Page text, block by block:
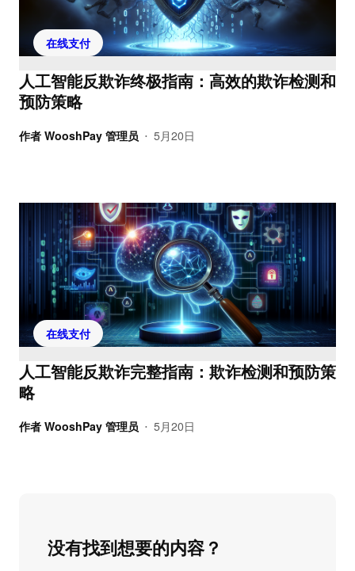
在线支付
人工智能反欺诈终极指南：高效的欺诈检测和
预防策略
作者 WooshPay 管理员 • 5月20日
在线支付
人工智能反欺诈完整指南：欺诈检测和预防策
略
作者 WooshPay 管理员 • 5月20日
没有找到想要的内容？